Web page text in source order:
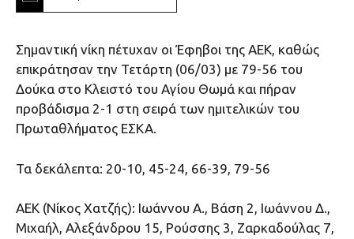
Σημαντική νίκη πέτυχαν οι Έφηβοι της ΑΕΚ, καθώς
επικράτησαν την Τετάρτη (06/03) με 79-56 του
Δούκα στο Κλειστό του Αγίου Θωμά και πήραν
προβάδισμα 2-1 στη σειρά των ημιτελικών του
Πρωταθλήματος ΕΣΚΑ.
Τα δεκάλεπτα: 20-10, 45-24, 66-39, 79-56
ΑΕΚ (Νίκος Χατζής): Ιωάννου Α., Βάση 2, Ιωάννου Δ.,
Μιχαήλ, Αλεξάνδρου 15, Ρούσσης 3, Ζαρκαδούλας 7,